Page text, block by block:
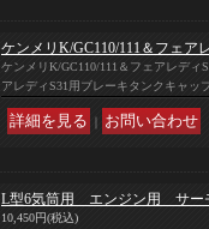
ケンメリK/GC110/111＆フェ
ケンメリK/GC110/111＆フェアレ
アレディS31用ブレーキタンクキャ
｜
L型6気筒用 エンジン用 サー
10,450円(税込)